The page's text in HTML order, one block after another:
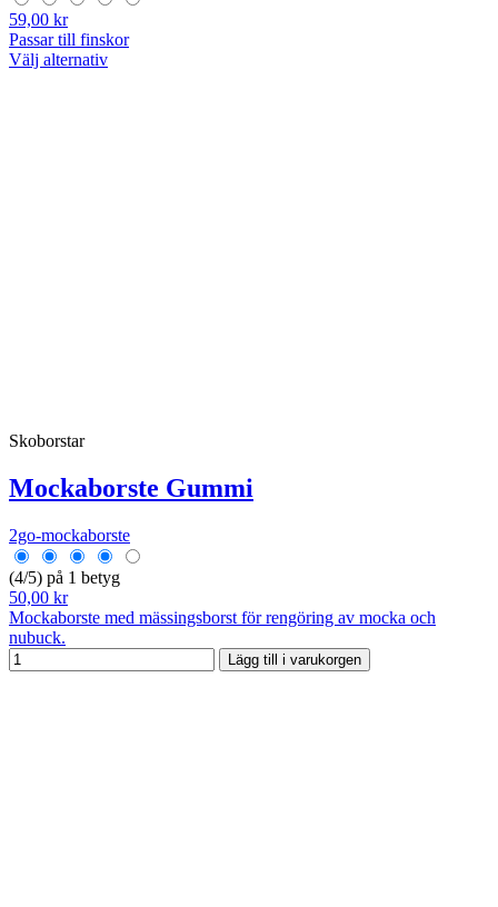
59,00 kr
Passar till finskor
Välj alternativ
Skoborstar
Mockaborste Gummi
2go-mockaborste
(4/5) på 1 betyg
50,00 kr
Mockaborste med mässingsborst för rengöring av mocka och
nubuck.
Lägg till i varukorgen